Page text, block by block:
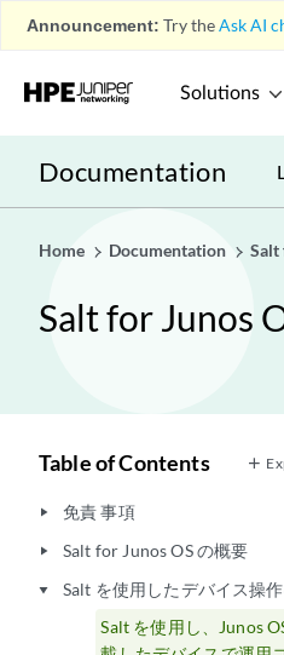
Announcement: Try theAsk AI
Solutions
Documentation
Home Documentation Salt
Salt for Junos
Table of Contents
play_arrow 免責 事項
play_arrow Salt for Junos OS の概要
play_arrow
Salt を使用したデバイス操
Salt を使用し、Junos